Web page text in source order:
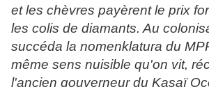
et les chèvres payèrent le prix
les colis de diamants. Au
succéda la nomenklatura du
même sens nuisible qu'on vit,
l'ancien gouverneur du Kasaï